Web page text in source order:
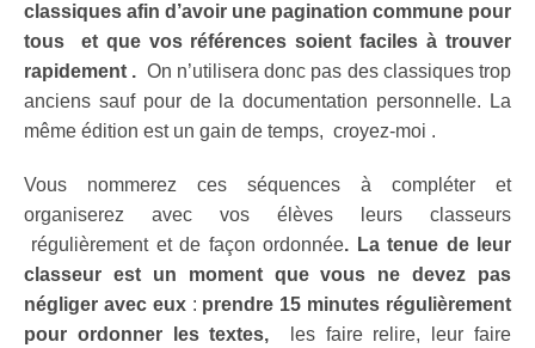
classiques afin d’avoir une pagination commune pour
tous et que vos références soient faciles à trouver
rapidement . On n’utilisera donc pas des classiques trop
anciens sauf pour de la documentation personnelle. La
même édition est un gain de temps, croyez-moi .
Vous nommerez ces séquences à compléter et
organiserez avec vos élèves leurs classeurs
régulièrement et de façon ordonnée. La tenue de leur
classeur est un moment que vous ne devez pas
négliger avec eux: prendre 15 minutes régulièrement
pour ordonner les textes, les faire relire, leur faire